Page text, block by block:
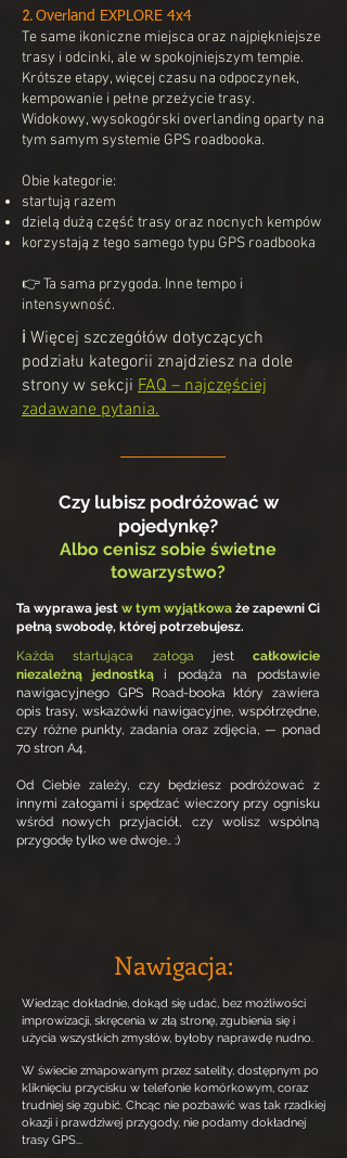
2. Overland EXPLORE 4x4
Te same ikoniczne miejsca oraz najpiękniejsze
trasy i odcinki, ale w spokojniejszym tempie.
Krótsze etapy, więcej czasu na odpoczynek,
kempowanie i pełne przeżycie trasy.
Widokowy, wysokogórski overlanding oparty na
tym samym systemie GPS roadbooka.
Obie kategorie:
startują razem
dzielą dużą część trasy oraz nocnych kempów
korzystają z tego samego typu GPS roadbooka
👉 Ta sama przygoda. Inne tempo i
intensywność.
ℹ️ Więcej szczegółów dotyczących
podziału kategorii znajdziesz na dole
strony w sekcji FAQ – najczęściej
zadawane pytania.
Czy lubisz podróżować w
pojedynkę?
Albo cenisz sobie świetne
towarzystwo?
Ta wyprawa jest w tym wyjątkowa że zapewni Ci
pełną swobodę, której potrzebujesz.
Każda startująca załoga jest całkowicie
niezależną
jednostką i podąża na podstawie
nawigacyjnego GPS Road-booka który zawiera
opis trasy, wskazówki nawigacyjne, współrzędne,
czy różne punkty, zadania oraz zdjęcia, — ponad
70 stron A4.
Od Ciebie zależy, czy będziesz podróżować z
innymi załogami i spędzać wieczory przy ognisku
wśród nowych przyjaciół, czy wolisz wspólną
przygodę tylko we dwoje.. :)
Nawigacja:
Wiedząc dokładnie, dokąd się udać, bez możliwości
improwizacji, skręcenia w złą stronę, zgubienia się i
użycia wszystkich zmysłów, byłoby naprawdę nudno.
W świecie zmapowanym przez satelity, dostępnym po
kliknięciu przycisku w telefonie komórkowym, coraz
trudniej się zgubić. Chcąc nie pozbawić was tak rzadkiej
okazji i prawdziwej przygody, nie podamy dokładnej
trasy GPS...